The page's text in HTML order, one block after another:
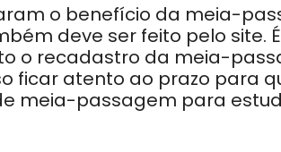
o benefício da meia-
deve ser feito pelo site.
o recadastro da meia-
ficar atento ao prazo para
meia-passagem para